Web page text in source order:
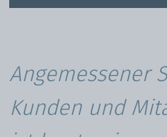
Angemessener
Kunden und